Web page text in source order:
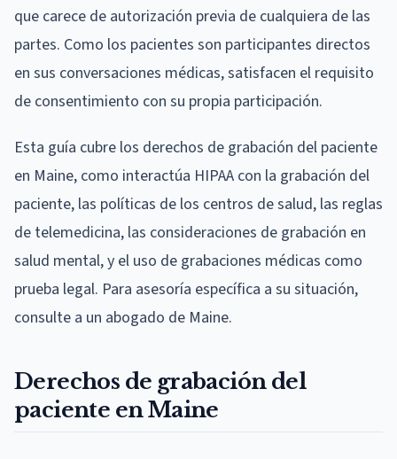
que carece de autorización previa de cualquiera de las
partes. Como los pacientes son participantes directos
en sus conversaciones médicas, satisfacen el requisito
de consentimiento con su propia participación.
Esta guía cubre los derechos de grabación del paciente
en Maine, como interactúa HIPAA con la grabación del
paciente, las políticas de los centros de salud, las reglas
de telemedicina, las consideraciones de grabación en
salud mental, y el uso de grabaciones médicas como
prueba legal. Para asesoría específica a su situación,
consulte a un abogado de Maine.
Derechos de grabación del
paciente en Maine